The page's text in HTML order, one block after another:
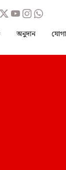
অনুদান